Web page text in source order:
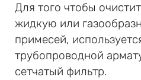
Для того чтобы
жидкую или
примесей,
трубопроводной
сетчатый фильтр.